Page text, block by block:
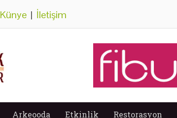
Künye | İletişim
Arkeooda Etkinlik Restorasyon